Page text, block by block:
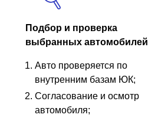
Подбор и проверка
выбранных автомобилей
Авто проверяется по
внутренним базам ЮК;
Согласование и осмотр
автомобиля;